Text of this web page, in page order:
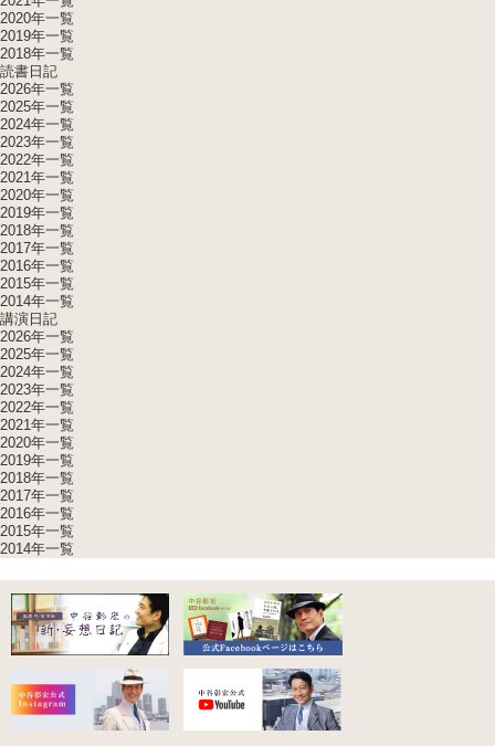
2020年一覧
2019年一覧
2018年一覧
読書日記
2026年一覧
2025年一覧
2024年一覧
2023年一覧
2022年一覧
2021年一覧
2020年一覧
2019年一覧
2018年一覧
2017年一覧
2016年一覧
2015年一覧
2014年一覧
講演日記
2026年一覧
2025年一覧
2024年一覧
2023年一覧
2022年一覧
2021年一覧
2020年一覧
2019年一覧
2018年一覧
2017年一覧
2016年一覧
2015年一覧
2014年一覧